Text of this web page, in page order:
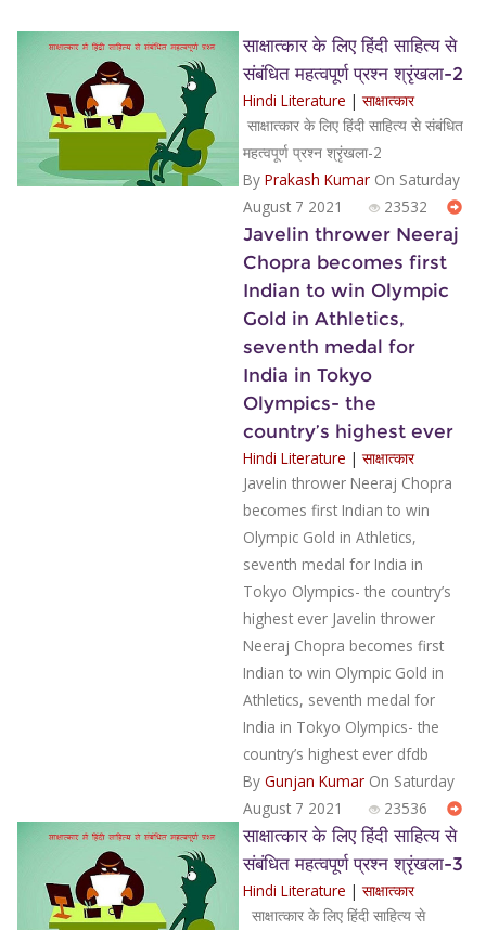
साक्षात्कार के लिए हिंदी साहित्य से
संबंधित महत्वपूर्ण प्रश्न श्रृंखला-2
Hindi Literature | साक्षात्कार
साक्षात्कार के लिए हिंदी साहित्य से संबंधित
महत्वपूर्ण प्रश्न श्रृंखला-2
By Prakash KumarOn Saturday
August 7 2021
23532
Javelin thrower Neeraj
Chopra becomes first
Indian to win Olympic
Gold in Athletics,
seventh medal for
India in Tokyo
Olympics- the
country’s highest ever
Hindi Literature | साक्षात्कार
Javelin thrower Neeraj Chopra
becomes first Indian to win
Olympic Gold in Athletics,
seventh medal for India in
Tokyo Olympics- the country’s
highest ever Javelin thrower
Neeraj Chopra becomes first
Indian to win Olympic Gold in
Athletics, seventh medal for
India in Tokyo Olympics- the
country’s highest ever dfdb
By Gunjan KumarOn Saturday
August 7 2021
23536
साक्षात्कार के लिए हिंदी साहित्य से
संबंधित महत्वपूर्ण प्रश्न श्रृंखला-3
Hindi Literature | साक्षात्कार
साक्षात्कार के लिए हिंदी साहित्य से